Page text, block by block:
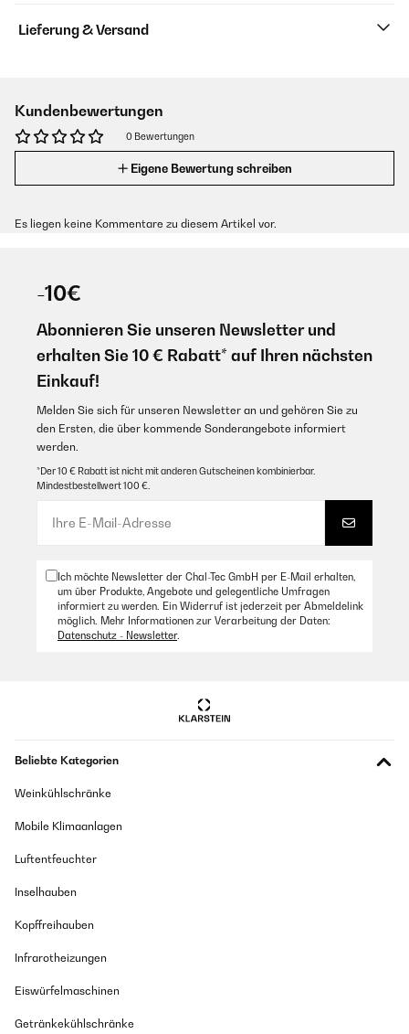
Lieferung & Versand
Kundenbewertungen
0 Bewertungen
Eigene Bewertung schreiben
Es liegen keine Kommentare zu diesem Artikel vor.
-10€
Abonnieren Sie unseren Newsletter und
erhalten Sie 10 € Rabatt* auf Ihren nächsten
Einkauf!
Melden Sie sich für unseren Newsletter an und gehören Sie zu
den Ersten, die über kommende Sonderangebote informiert
werden.
*Der 10 € Rabatt ist nicht mit anderen Gutscheinen kombinierbar.
Mindestbestellwert 100 €.
Ich möchte Newsletter der Chal-Tec GmbH per E-Mail erhalten,
um über Produkte, Angebote und gelegentliche Umfragen
informiert zu werden. Ein Widerruf ist jederzeit per Abmeldelink
möglich. Mehr Informationen zur Verarbeitung der Daten:
Datenschutz - Newsletter.
Beliebte Kategorien
Weinkühlschränke
Mobile Klimaanlagen
Luftentfeuchter
Inselhauben
Kopffreihauben
Infrarotheizungen
Eiswürfelmaschinen
Getränkekühlschränke